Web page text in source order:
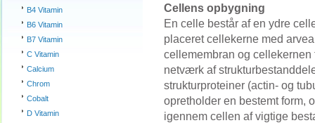
B4 Vitamin
B6 Vitamin
B7 Vitamin
C Vitamin
Calcium
Chrom
Cobalt
D Vitamin
Cellens opbygning
En celle består af en ydre
placeret cellekerne med
cellemembran og
netværk af
strukturproteiner (actin- og
opretholder en bestemt form,
igennem cellen af vigtige